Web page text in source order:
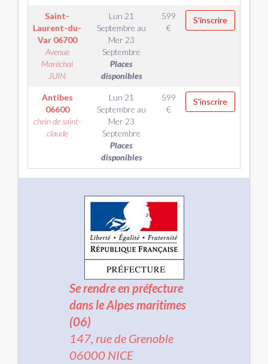
Saint-
Laurent-du-
Var 06700
Avenue
Maréchal
JUIN
Lun 21
Septembre au
Mer 23
Septembre
Places
disponibles
599
€
S'inscrire
Antibes
06600
chein de saint-
claude
Lun 21
Septembre au
Mer 23
Septembre
Places
disponibles
599
€
S'inscrire
Se rendre en préfecture
dans le Alpes maritimes
(06)
147, rue de Grenoble
06000 NICE